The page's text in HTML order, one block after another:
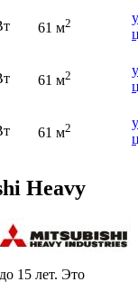
61 м2
61 м2
61 м2
Heavy
15 лет. Это